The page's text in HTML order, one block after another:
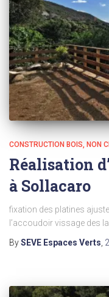
CONSTRUCTION BOIS NON
Réalisation
à Sollacaro
fixation des platines
l’accoudoir vissage des
BySEVE Espaces Verts